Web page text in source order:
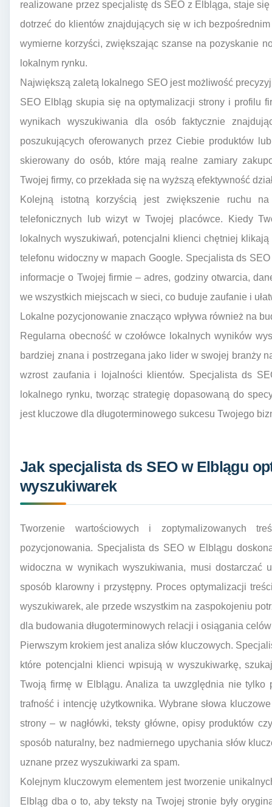
realizowane przez specjalistę ds SEO z Elbląga, staje
dotrzeć do klientów znajdujących się w ich
wymierne korzyści, zwiększając szanse na pozyskanie
lokalnym rynku.
Największą zaletą lokalnego SEO jest możliwość
SEO Elbląg skupia się na optymalizacji strony i profilu
wynikach wyszukiwania dla osób faktycznie
poszukujących oferowanych przez Ciebie produktów
skierowany do osób, które mają realne zamiary
Twojej firmy, co przekłada się na wyższą efektywność
Kolejną istotną korzyścią jest zwiększenie ruchu
telefonicznych lub wizyt w Twojej placówce. Kiedy
lokalnych wyszukiwań, potencjalni klienci chętniej
telefonu widoczny w mapach Google. Specjalista ds
informacje o Twojej firmie – adres, godziny otwarcia,
we wszystkich miejscach w sieci, co buduje zaufanie i
Lokalne pozycjonowanie znacząco wpływa również na
Regularna obecność w czołówce lokalnych wyników
bardziej znana i postrzegana jako lider w swojej branży
wzrost zaufania i lojalności klientów. Specjalista ds
lokalnego rynku, tworząc strategię dopasowaną do
jest kluczowe dla długoterminowego sukcesu Twojego
Jak specjalista ds SEO w Elblągu
wyszukiwarek
Tworzenie wartościowych i zoptymalizowanych
pozycjonowania. Specjalista ds SEO w Elblągu
widoczna w wynikach wyszukiwania, musi dostarczać
sposób klarowny i przystępny. Proces optymalizacji
wyszukiwarek, ale przede wszystkim na zaspokojeniu
dla budowania długoterminowych relacji i osiągania
Pierwszym krokiem jest analiza słów kluczowych.
które potencjalni klienci wpisują w wyszukiwarkę,
Twoją firmę w Elblągu. Analiza ta uwzględnia nie tylko
trafność i intencję użytkownika. Wybrane słowa
strony – w nagłówki, teksty główne, opisy produktów
sposób naturalny, bez nadmiernego upychania słów
uznane przez wyszukiwarki za spam.
Kolejnym kluczowym elementem jest tworzenie
Elbląg dba o to, aby teksty na Twojej stronie były